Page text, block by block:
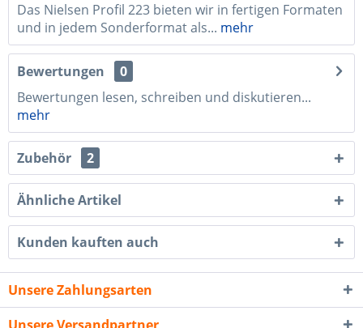
Das Nielsen Profil 223 bieten wir in fertigen Formaten
und in jedem Sonderformat als... mehr
Bewertungen
0
Bewertungen lesen, schreiben und diskutieren...
mehr
Zubehör 2
Ähnliche Artikel
Kunden kauften auch
Unsere Zahlungsarten